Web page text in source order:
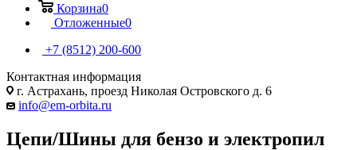
Корзина0
Отложенные0
+7 (8512) 200-600
Контактная информация
г. Астрахань, проезд Николая Островского д. 6
info@em-orbita.ru
Цепи/Шины для бензо и электропил